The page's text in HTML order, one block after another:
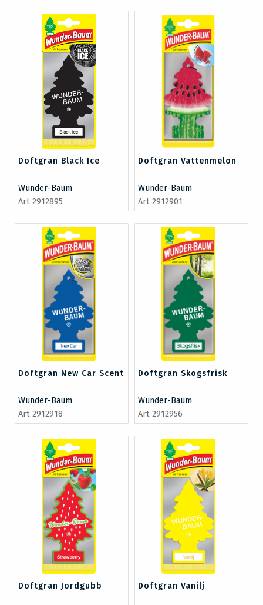
Doftgran Black Ice
Wunder-Baum
Art 2912895
Doftgran Vattenmelon
Wunder-Baum
Art 2912901
Doftgran New Car Scent
Wunder-Baum
Art 2912918
Doftgran Skogsfrisk
Wunder-Baum
Art 2912956
Doftgran Jordgubb Doftgran Vanilj